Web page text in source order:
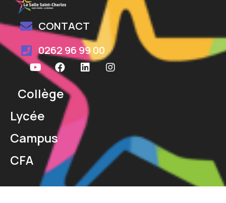
CONTACT
0262 96 99 00
Collège
Lycée
Campus
CFA